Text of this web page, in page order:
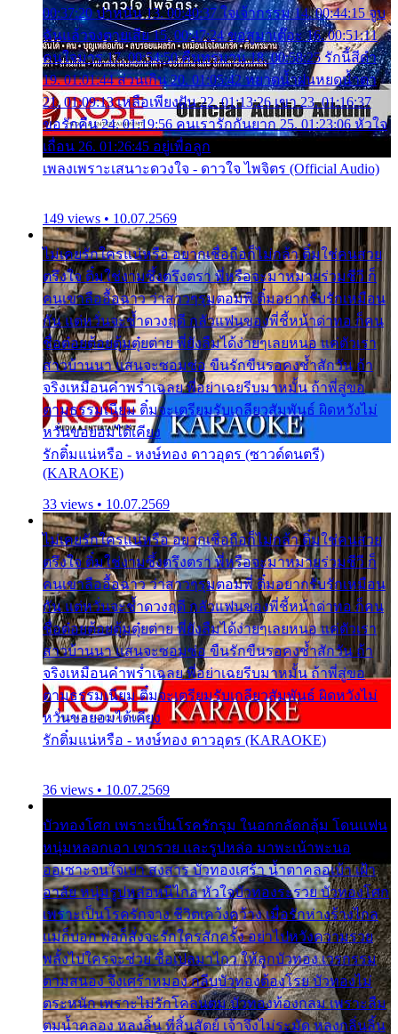
00:37:20 ปาหนัน 13. 00:40:37 ใจเจ้ากรรม 14. 00:44:15 จูบ
ฉันแล้วจงตายเสีย 15. 00:47:24 ขอสูมาเต๊อะ 16. 00:51:11
คนใจมาร 17. 00:54:50 คืนทรมาน 18. 00:58:25 รักนี้สีดำ
19. 01:01:44 ส่วนเกิน 20. 01:05:42 หยาดน้ำฝนหยดน้ำตา
21. 01:09:13 เหลือเพียงฝัน 22. 01:13:26 เขา 23. 01:16:37
ขอรักคืน 24. 01:19:56 คนเรารักกันยาก 25. 01:23:06 หัวใจ
เถื่อน 26. 01:26:45 อยู่เพื่อลูก
เพลงเพราะเสนาะดวงใจ - ดาวใจ ไพจิตร (Official Audio)
149 views • 10.07.2569
ไม่เคยรักใครแน่หรือ อยากเชื่อถือก็ไม่กล้า ติ๋มใช่คนสวย
ตรึงใจ ติ๋มใช่งามซึ้งตรึงตรา พี่หรือจะมาหมายร่วมชีวี ก็
คนเขาลืออื้อฉาว ว่าสาวๆรุมตอมพี่ ติ๋มอยากรับรักเหมือน
กัน แต่หวั่นจะช้ำดวงฤดี กลัวแฟนของพี่ชี้หน้าด่าทอ ก็คน
ชื่อต๋อยต้อยตุ้มตุ๋ยต่าย พี่ยังลืมได้ง่ายๆเลยหนอ แค่ตัวเรา
สาวบ้านนา แสนจะซอมซ่อ ขืนรักขืนรอคงช้ำสักวัน ถ้า
จริงเหมือนคำพร่ำเฉลย พี่อย่าเฉยรีบมาหมั้น ถ้าพี่สู่ขอ
ตามธรรมเนียม ติ๋มจะเตรียมรับเกลียวสัมพันธ์ ผิดหวังไม่
หวั่นขอยอมได้เคียง
รักติ๋มแน่หรือ - หงษ์ทอง ดาวอุดร (ซาวด์ดนตรี)
(KARAOKE)
33 views • 10.07.2569
ไม่เคยรักใครแน่หรือ อยากเชื่อถือก็ไม่กล้า ติ๋มใช่คนสวย
ตรึงใจ ติ๋มใช่งามซึ้งตรึงตรา พี่หรือจะมาหมายร่วมชีวี ก็
คนเขาลืออื้อฉาว ว่าสาวๆรุมตอมพี่ ติ๋มอยากรับรักเหมือน
กัน แต่หวั่นจะช้ำดวงฤดี กลัวแฟนของพี่ชี้หน้าด่าทอ ก็คน
ชื่อต๋อยต้อยตุ้มตุ๋ยต่าย พี่ยังลืมได้ง่ายๆเลยหนอ แค่ตัวเรา
สาวบ้านนา แสนจะซอมซ่อ ขืนรักขืนรอคงช้ำสักวัน ถ้า
จริงเหมือนคำพร่ำเฉลย พี่อย่าเฉยรีบมาหมั้น ถ้าพี่สู่ขอ
ตามธรรมเนียม ติ๋มจะเตรียมรับเกลียวสัมพันธ์ ผิดหวังไม่
หวั่นขอยอมได้เคียง
รักติ๋มแน่หรือ - หงษ์ทอง ดาวอุดร (KARAOKE)
36 views • 10.07.2569
บัวทองโศก เพราะเป็นโรครักรุม ในอกกลัดกลุ้ม โดนแฟน
หนุ่มหลอกเอา เขารวย และรูปหล่อ มาพะเน้าพะนอ
ออเซาะจนใจเบา สงสาร บัวทองเศร้า น้ำตาคลอเบ้า เฝ้า
อาลัย หนุ่มรูปหล่อหนีไกล หัวใจบัวทองระรวย บัวทองโศก
เพราะเป็นโรครักจาง ชีวิตเคว้งคว้าง เมื่อรักห่างร้างไกล
แม่ก็บอก พ่อก็สั่งจะรักใครสักครั้ง อย่าไปหวังความรวย
พลั้งไปใครจะช่วย ซื้อเปลมาไกว ให้ลูกบัวทอง เวรกรรม
ตามสนอง จึงเศร้าหมอง กลีบบัวทองต้องโรย บัวทองไม่
ตระหนัก เพราะไม่รักโคลนตม บัวทองท้องกลม เพราะลืม
ตมน้ำคลอง หลงลิ้น ที่สิ้นสัตย์ เจ้าจึงไม่ระมัด หลงกลิ่นลิ้น